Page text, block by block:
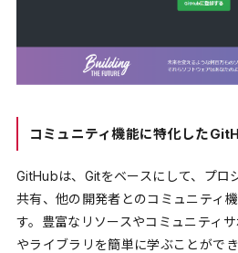
コミュニティ機能に特化した
GitHubは、Gitをベースにして、プロ
共有、他の開発者とのコミュニティ
す。豊富なリソースやコミュニティ
やライブラリを簡単に学ぶことができ